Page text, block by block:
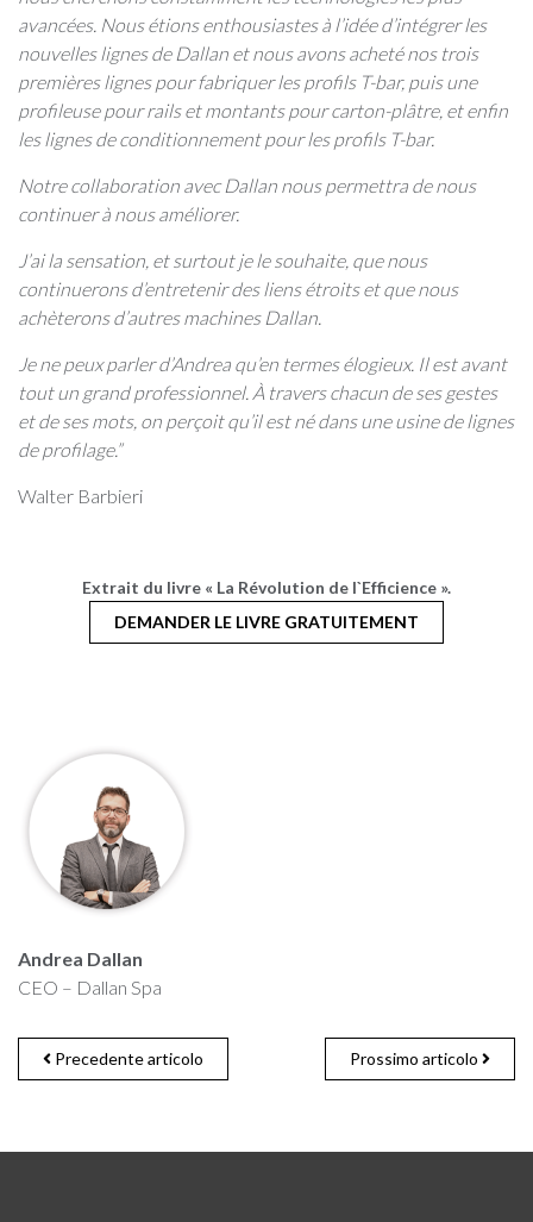
avancées. Nous étions enthousiastes à l’idée d’intégrer les
nouvelles lignes de Dallan et nous avons acheté nos trois
premières lignes pour fabriquer les profils T-bar, puis une
profileuse pour rails et montants pour carton-plâtre, et enfin
les lignes de conditionnement pour les profils T-bar.
Notre collaboration avec Dallan nous permettra de nous
continuer à nous améliorer.
J’ai la sensation, et surtout je le souhaite, que nous
continuerons d’entretenir des liens étroits et que nous
achèterons d’autres machines Dallan.
Je ne peux parler d’Andrea qu’en termes élogieux. Il est avant
tout un grand professionnel. À travers chacun de ses gestes
et de ses mots, on perçoit qu’il est né dans une usine de lignes
de profilage.”
Walter Barbieri
Extrait du livre « La Révolution de l`Efficience ».
DEMANDER LE LIVRE GRATUITEMENT
Andrea Dallan
CEO – Dallan Spa
Precedente articolo Prossimo articolo